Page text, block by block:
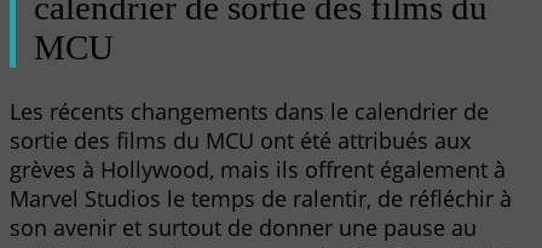
MCU
Les récents changements dans le calendrier de
sortie des films du MCU ont été attribués aux
grèves à Hollywood, mais ils offrent également à
Marvel Studios le temps de ralentir, de réfléchir à
son avenir et surtout de donner une pause au